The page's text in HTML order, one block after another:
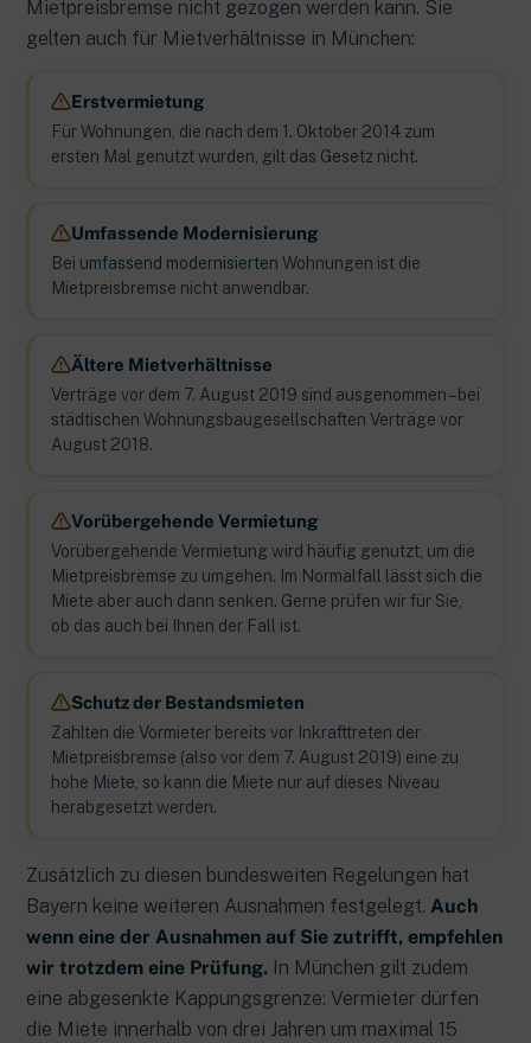
Mietpreisbremse nicht gezogen werden kann. Sie
gelten auch für Mietverhältnisse in München:
Erstvermietung
Für Wohnungen, die nach dem 1. Oktober 2014 zum
ersten Mal genutzt wurden, gilt das Gesetz nicht.
Umfassende Modernisierung
Bei umfassend modernisierten Wohnungen ist die
Mietpreisbremse nicht anwendbar.
Ältere Mietverhältnisse
Verträge vor dem 7. August 2019 sind ausgenommen – bei
städtischen Wohnungsbaugesellschaften Verträge vor
August 2018.
Vorübergehende Vermietung
Vorübergehende Vermietung wird häufig genutzt, um die
Mietpreisbremse zu umgehen. Im Normalfall lässt sich die
Miete aber auch dann senken. Gerne prüfen wir für Sie,
ob das auch bei Ihnen der Fall ist.
Schutz der Bestandsmieten
Zahlten die Vormieter bereits vor Inkrafttreten der
Mietpreisbremse (also vor dem 7. August 2019) eine zu
hohe Miete, so kann die Miete nur auf dieses Niveau
herabgesetzt werden.
Zusätzlich zu diesen bundesweiten Regelungen hat
Bayern keine weiteren Ausnahmen festgelegt. Auch
wenn eine der Ausnahmen auf Sie zutrifft, empfehlen
wir trotzdem eine Prüfung. In München gilt zudem
eine abgesenkte Kappungsgrenze: Vermieter dürfen
die Miete innerhalb von drei Jahren um maximal 15